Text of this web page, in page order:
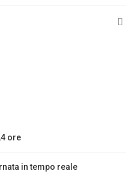
ore
in tempo reale